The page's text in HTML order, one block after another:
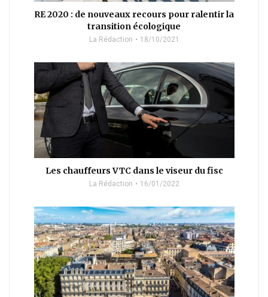
RE 2020 : de nouveaux recours pour ralentir la
transition écologique
La Rédaction 18/10/2021
Les chauffeurs VTC dans le viseur du fisc
La Rédaction 16/01/2022